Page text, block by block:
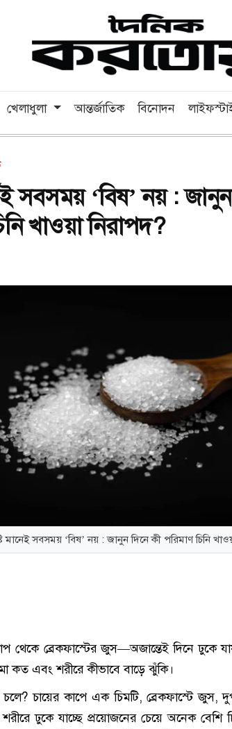
খেলাধুলা আন্তর্জাতিক বিনোদন
সবসময় ‘বিষ’ নয় :
খাওয়া নিরাপদ?
মানেই সবসময় ‘বিষ’ নয় : জানুন দিনে কী পরিমাণ চিনি
থেকে ব্রেকফাস্টের জুস—অজান্তেই দিনে ঢুকে
কত এবং শরীরে কীভাবে বাড়ে ঝুঁকি।
চলে? চায়ের কাপে এক চিমটি, ব্রেকফাস্টে জুস,
শরীরে ঢুকে যাচ্ছে প্রয়োজনের চেয়ে অনেক বেশি